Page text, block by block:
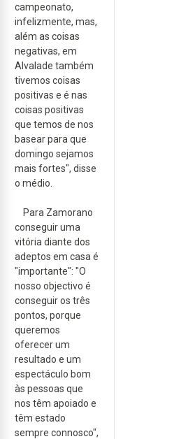
campeonato,
infelizmente, mas,
além as coisas
negativas, em
Alvalade também
tivemos coisas
positivas e é nas
coisas positivas
que temos de nos
basear para que
domingo sejamos
mais fortes", disse
o médio.
Para Zamorano
conseguir uma
vitória diante dos
adeptos em casa é
"importante": "O
nosso objectivo é
conseguir os três
pontos, porque
queremos
oferecer um
resultado e um
espectáculo bom
às pessoas que
nos têm apoiado e
têm estado
sempre connosco",